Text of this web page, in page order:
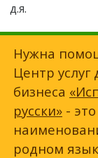
д.я.
Нужна
Центр
бизнеса
русски» -
родном